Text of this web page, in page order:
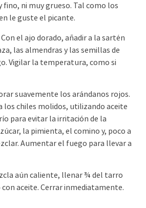
fino, ni muy grueso. Tal como los
le guste el picante.
Con el ajo dorado, añadir a la sartén
las almendras y las semillas de
Vigilar la temperatura, como si
suavemente los arándanos rojos.
los chiles molidos, utilizando aceite
para evitar la irritación de la
la pimienta, el comino y, poco a
Aumentar el fuego para llevar a
aún caliente, llenar ¾ del tarro
aceite. Cerrar inmediatamente.